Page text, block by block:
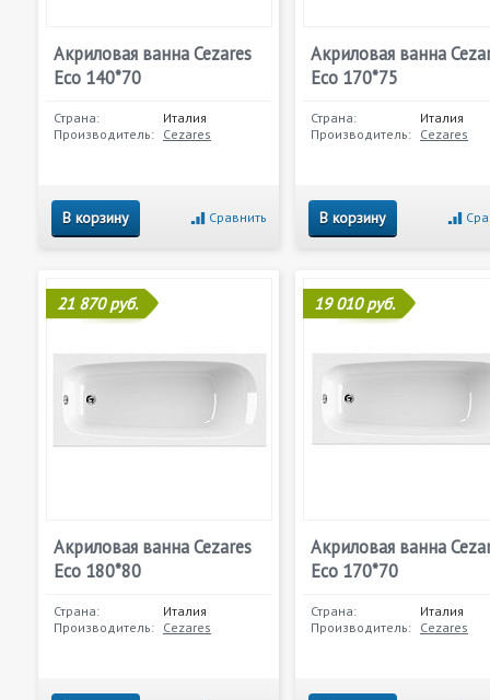
Акриловая ванна Cezares
Eco 140*70
Страна:
Италия
Производитель: Cezares
В корзину Сравнить
Акриловая ванна
Eco 170*75
Страна:
Италия
Производитель: Cezares
В корзину
21 870 руб.
Акриловая ванна Cezares
Eco 180*80
Страна:
Италия
Производитель: Cezares
19 010 руб.
Акриловая ванна
Eco 170*70
Страна:
Италия
Производитель: Cezares